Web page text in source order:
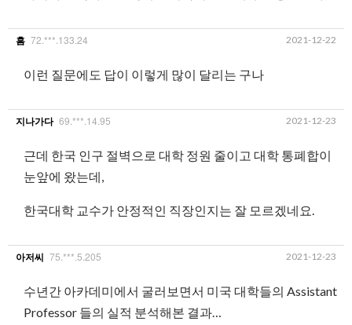
흠 72.***.133.24 2021-12-22
이런 질문에도 답이 이렇게 많이 달리는 구나
지나가다 69.***.14.95 2021-12-23
근데 한국 인구 절벽으로 대학 정원 줄이고 대학 통폐합이
눈앞에 왔는데,
한국대학 교수가 안정적인 직장인지는 잘 모르겠네요.
아저씨 75.***.5.205 2021-12-23
수년간 아카데미에서 굴러보면서 미국 대학들의 Assistant
Professor 들의 실적 분석해본 결과…